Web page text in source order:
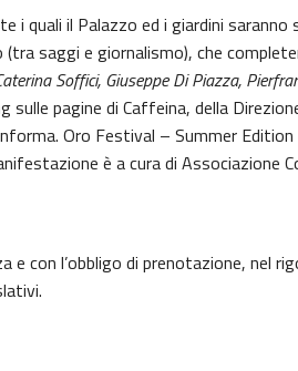
i quali il Palazzo ed i giardini
saggi e giornalismo), che
Soffici, Giuseppe Di Piazza,
pagine di Caffeina, della
Oro Festival – Summer
è a cura di Associazione
e con l’obbligo di prenotazione, nel